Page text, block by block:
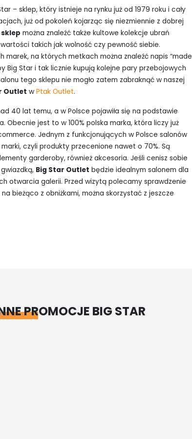
– sklep, który istnieje na rynku już od 1979 roku i cały
już od pokoleń kojarząc się niezmiennie z dobrej
można znaleźć także kultowe kolekcje ubrań
takich jak wolność czy pewność siebie.
na których metkach można znaleźć napis “made
Big Star i tak licznie kupują kolejne pary przebojowych
tego sklepu nie mogło zatem zabraknąć w naszej
Outlet w Ptak Outlet.
40 lat temu, a w Polsce pojawiła się na podstawie
Obecnie jest to w 100% polska marka, która liczy już
Jednym z funkcjonujących w Polsce salonów
czyli produkty przecenione nawet o 70%. Są
garderoby, również akcesoria. Jeśli cenisz sobie
Big Star Outlet będzie idealnym salonem dla
otwarcia galerii. Przed wizytą polecamy sprawdzenie
bieżąco z obniżkami, można skorzystać z jeszcze
PROMOCJE BIG STAR